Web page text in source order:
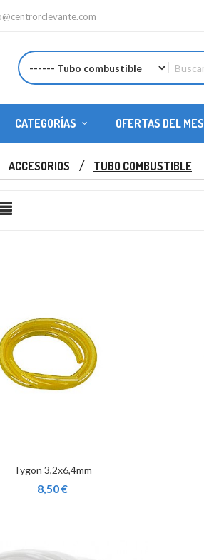
CATEGORÍAS OFERTAS DEL MES
ACCESORIOS TUBO COMBUSTIBLE
Tygon 3,2x6,4mm
8,50 €